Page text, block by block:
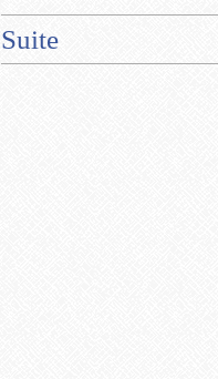
Suite